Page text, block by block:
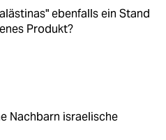
ebenfalls ein Stand
Produkt?
Nachbarn israelische